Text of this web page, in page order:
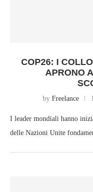
COP26: I
APRONO
by Freelance
I leader mondiali hanno
delle Nazioni Unite